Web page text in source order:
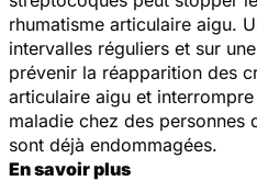
rhumatisme articulaire aigu.
intervalles réguliers et sur
prévenir la réapparition des
articulaire aigu et
maladie chez des personnes
sont déjà endommagées.
En savoir plus